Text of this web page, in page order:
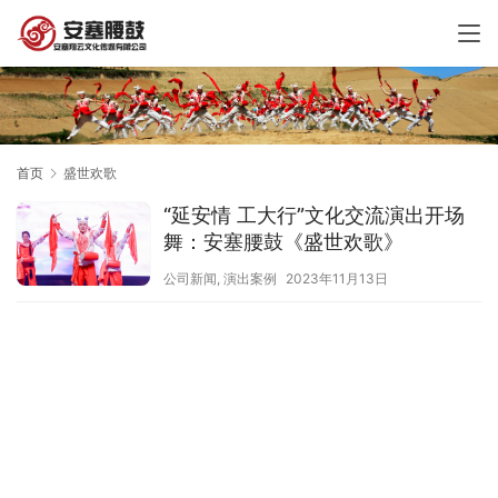
首页 盛世欢歌
“延安情 工大行”文化交流演出开场
舞：安塞腰鼓《盛世欢歌》
公司新闻, 演出案例 2023年11月13日